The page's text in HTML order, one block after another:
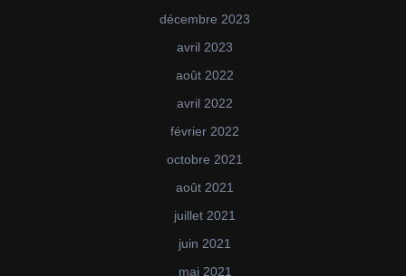
décembre 2023
avril 2023
août 2022
avril 2022
février 2022
octobre 2021
août 2021
juillet 2021
juin 2021
mai 2021